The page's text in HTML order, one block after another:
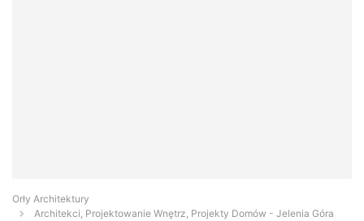
Orły Architektury
Architekci, Projektowanie Wnętrz, Projekty Domów - Jelenia Góra